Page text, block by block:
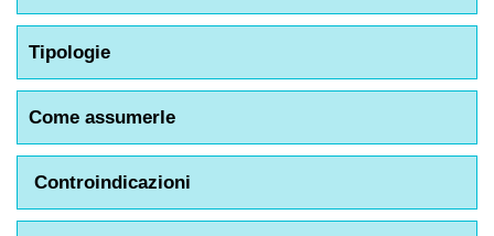
Tipologie
Come assumerle
Controindicazioni